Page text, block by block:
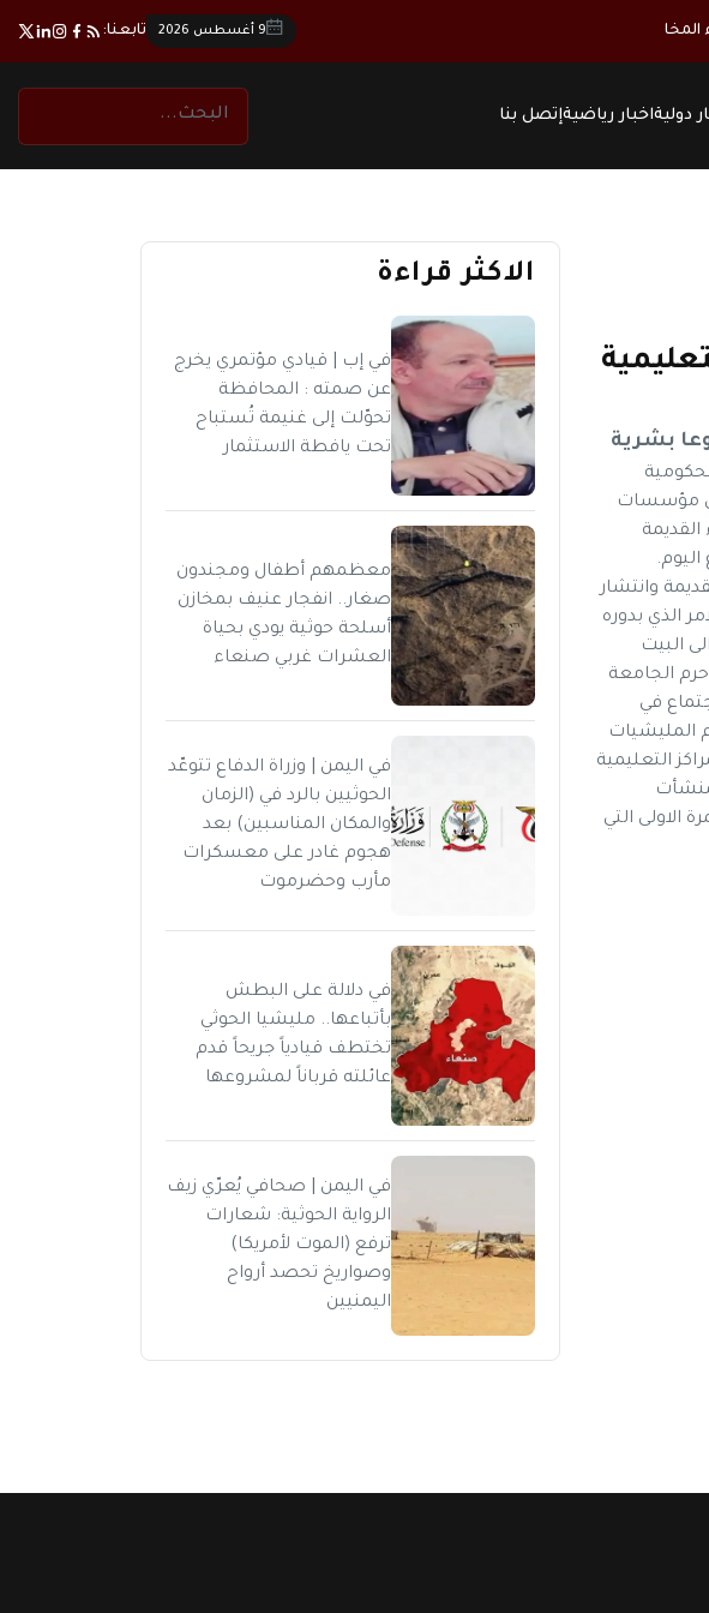
المخا 9 أغسطس 2026 تابعنا:
دوليةاخبار رياضيةإتصل بنا
بشرية
من مؤسسات
وانتشار
الذي بدوره
البيت
الجامعة
في
المليشيات
التعليمية
الاولى التي
الاكثر قراءة
في إب | قيادي مؤتمري يخرج
عن صمته : المحافظة
تحوّلت إلى غنيمة تُستباح
تحت يافطة الاستثمار
معظمهم أطفال ومجندون
صغار.. انفجار عنيف بمخازن
أسلحة حوثية يودي بحياة
العشرات غربي صنعاء
في اليمن | وزراة الدفاع تتوعّد
الحوثيين بالرد في (الزمان
والمكان المناسبين) بعد
هجوم غادر على معسكرات
مأرب وحضرموت
في دلالة على البطش
بأتباعها.. مليشيا الحوثي
تختطف قيادياً جريحاً قدم
عائلته قرباناً لمشروعها
في اليمن | صحافي يُعرّي زيف
الرواية الحوثية: شعارات
ترفع (الموت لأمريكا)
وصواريخ تحصد أرواح
اليمنيين